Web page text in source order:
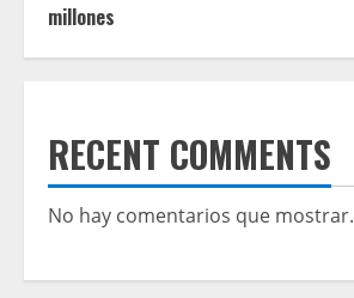
millones
RECENT COMMENTS
No hay comentarios que mostrar.